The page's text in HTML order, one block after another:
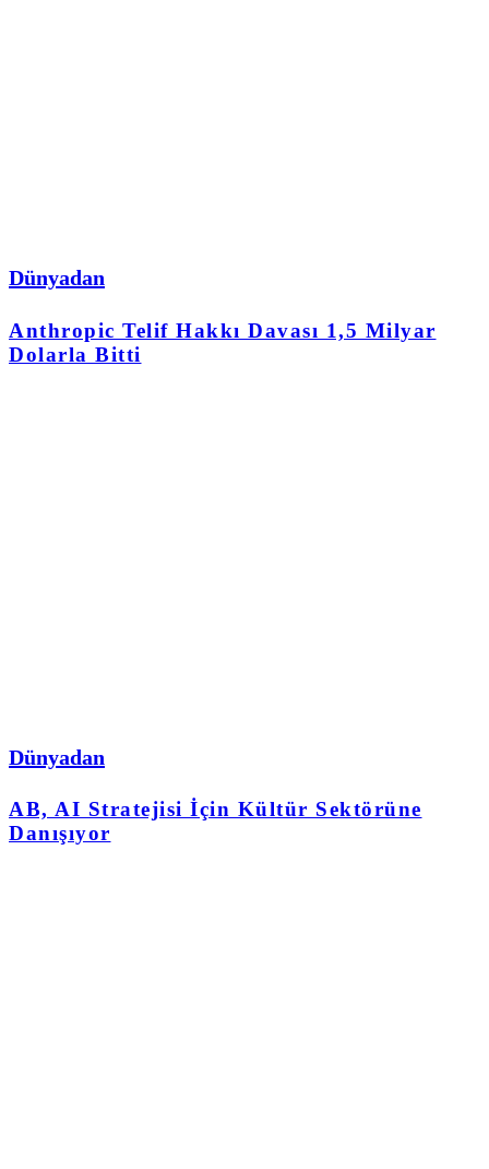
Dünyadan
Anthropic Telif Hakkı Davası 1,5 Milyar
Dolarla Bitti
Dünyadan
AB, AI Stratejisi İçin Kültür Sektörüne
Danışıyor